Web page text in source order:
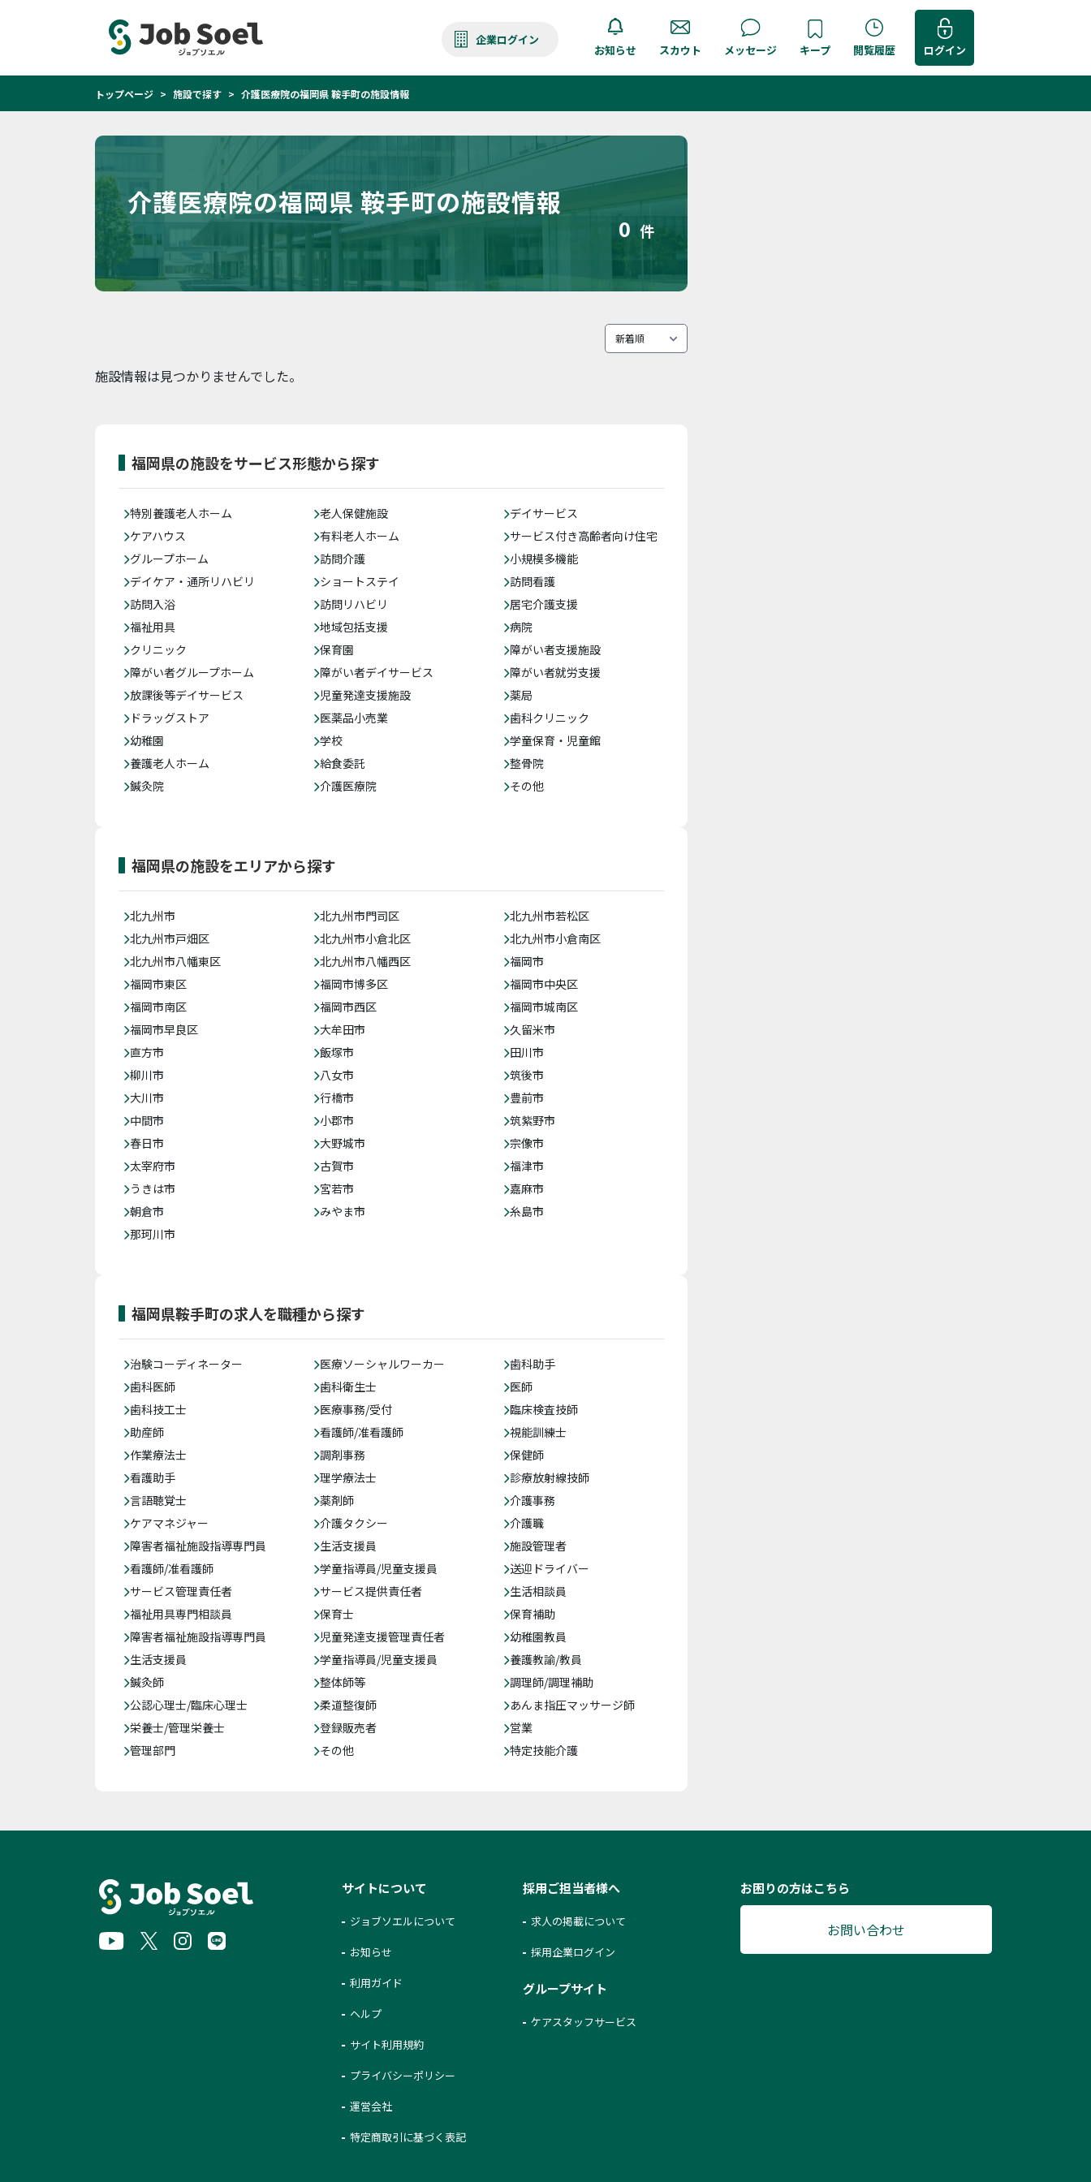
企業ログイン
お知らせ スカウト メッセージ キープ 閲覧履歴 ログイン
トップページ 施設で探す 介護医療院の福岡県 鞍手町の施設情報
介護医療院の福岡県 鞍手町の施設情報
0 件
施設情報は見つかりませんでした。
福岡県の施設をサービス形態から探す
特別養護老人ホーム 老人保健施設
デイサービス
ケアハウス
有料老人ホーム
サービス付き高齢者向け住宅
グループホーム
訪問介護
小規模多機能
デイケア・通所リハビリ
ショートステイ
訪問看護
訪問入浴
訪問リハビリ
居宅介護支援
福祉用具
地域包括支援
病院
クリニック
保育園
障がい者支援施設
障がい者グループホーム
障がい者デイサービス
障がい者就労支援
放課後等デイサービス
児童発達支援施設
薬局
ドラッグストア
医薬品小売業
歯科クリニック
幼稚園
学校
学童保育・児童館
養護老人ホーム
給食委託
整骨院
鍼灸院
介護医療院 その他
福岡県の施設をエリアから探す
北九州市 北九州市門司区
北九州市若松区
北九州市戸畑区
北九州市小倉北区
北九州市小倉南区
北九州市八幡東区
北九州市八幡西区
福岡市
福岡市東区
福岡市博多区
福岡市中央区
福岡市南区
福岡市西区
福岡市城南区
福岡市早良区
大牟田市
久留米市
直方市
飯塚市
田川市
柳川市
八女市
筑後市
大川市
行橋市
豊前市
中間市
小郡市
筑紫野市
春日市
大野城市
宗像市
太宰府市
古賀市
福津市
うきは市
宮若市
嘉麻市
朝倉市
みやま市
糸島市
那珂川市
福岡県鞍手町の求人を職種から探す
治験コーディネーター 医療ソーシャルワーカー
歯科助手
歯科医師
歯科衛生士
医師
歯科技工士
医療事務/受付
臨床検査技師
助産師
看護師/准看護師
視能訓練士
作業療法士
調剤事務
保健師
看護助手
理学療法士
診療放射線技師
言語聴覚士
薬剤師
介護事務
ケアマネジャー
介護タクシー
介護職
障害者福祉施設指導専門員
生活支援員
施設管理者
看護師/准看護師
学童指導員/児童支援員
送迎ドライバー
サービス管理責任者
サービス提供責任者
生活相談員
福祉用具専門相談員
保育士
保育補助
障害者福祉施設指導専門員
児童発達支援管理責任者
幼稚園教員
生活支援員
学童指導員/児童支援員
養護教諭/教員
鍼灸師
整体師等
調理師/調理補助
公認心理士/臨床心理士
柔道整復師
あんま指圧マッサージ師
栄養士/管理栄養士
登録販売者
営業
管理部門
その他 特定技能介護
サイトについて
ジョブソエルについて
お知らせ
利用ガイド
ヘルプ
サイト利用規約
プライバシーポリシー
運営会社
特定商取引に基づく表記
採用ご担当者様へ
求人の掲載について
採用企業ログイン
グループサイト
ケアスタッフサービス
お困りの方はこちら
お問い合わせ